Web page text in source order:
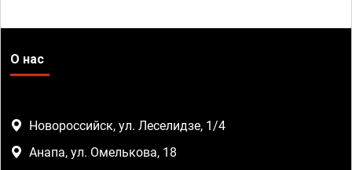
О нас
Новороссийск, ул. Леселидзе, 1/4
Анапа, ул. Омелькова, 18